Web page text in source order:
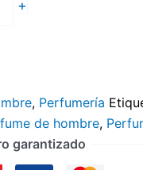
+
, Perfumería
de hombre,
garantizado